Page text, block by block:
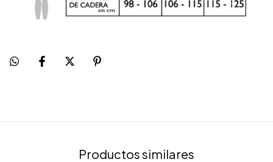
Productos similares